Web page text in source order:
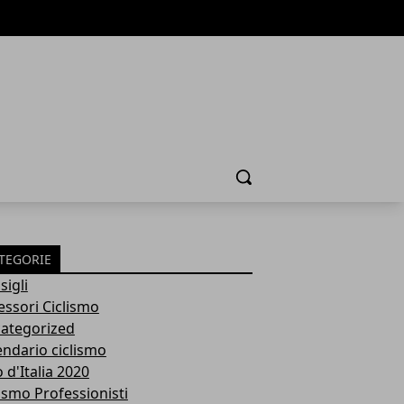
Cerca
Ciclismo
ciclismo
d'Italia 2020
Professionisti